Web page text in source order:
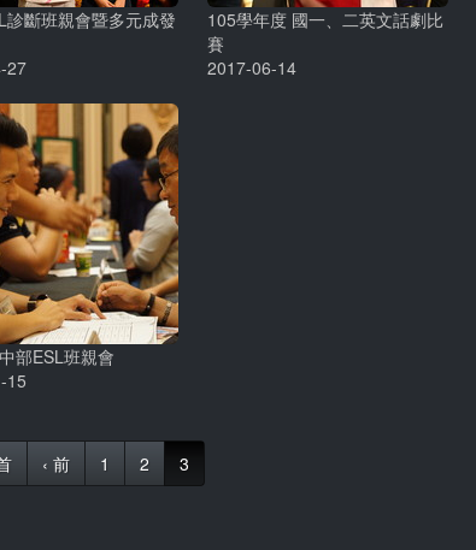
診斷班親會暨多元成發
27
105學年度 國一、二英文話劇比
賽
2017-06-14
部ESL班親會
15
‹ 前 1 2 3